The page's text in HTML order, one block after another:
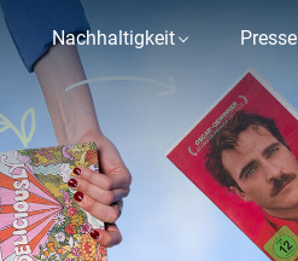
Nachhaltigkeit Presse